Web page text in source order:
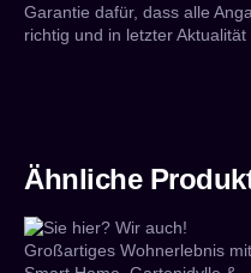
Garantie dafür, dass alle
richtig und in letzter Aktualität
Ähnliche